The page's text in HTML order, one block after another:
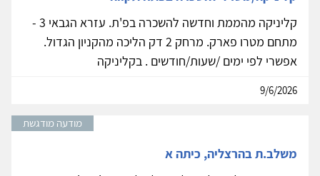
קליניקה מהממת וחדשה להשכרה בפ'ת. עזרא הגבאי 3 -
מתחם מטרו פארק. מרחק 2 דק הליכה מהקניון הגדול.
אפשרי לפי ימים /שעות/חודשים . בקליניקה
9/6/2026
מודעה מודגשת
משלב.ת בהרצליה, כיתה א